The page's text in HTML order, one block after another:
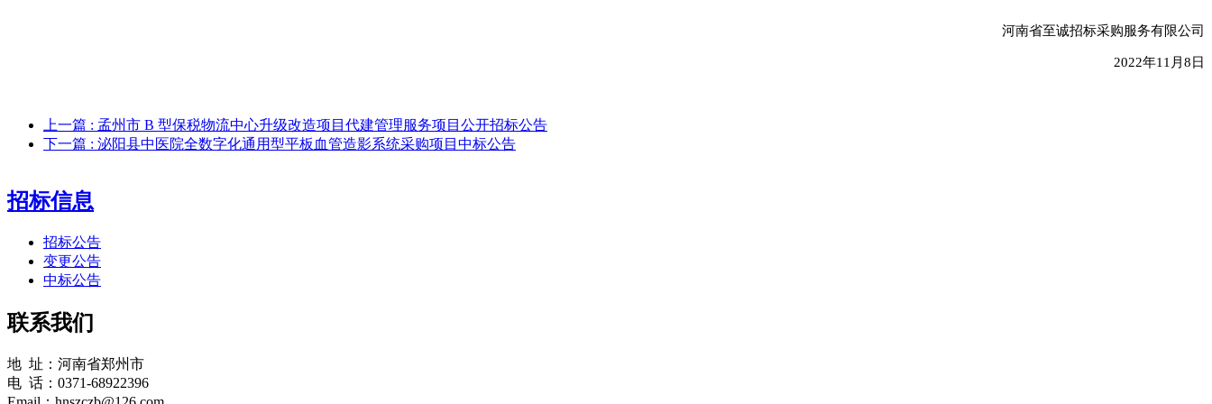
河南省至诚招标采购服务有限公司
2022年11月8日
上一篇 : 孟州市 B 型保税物流中心升级改造项目代建管理服务项目公开招标公告
下一篇 : 泌阳县中医院全数字化通用型平板血管造影系统采购项目中标公告
招标信息
招标公告
变更公告
中标公告
联系我们
地 址：河南省郑州市
电 话：0371-68922396